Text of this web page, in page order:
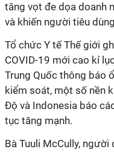
tăng vọt đe dọa doanh
và khiến người tiêu
Tổ chức Y tế Thế giới
COVID-19 mới cao kỉ
Trung Quốc thông báo
kiểm soát, một số nền
Độ và Indonesia báo
tục tăng mạnh.
Bà Tuuli McCully,